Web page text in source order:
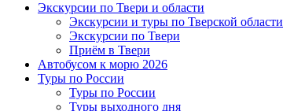
Экскурсии по Твери и области
Экскурсии и туры по Тверской области
Экскурсии по Твери
Приём в Твери
Автобусом к морю 2026
Туры по России
Туры по России
Туры выходного дня